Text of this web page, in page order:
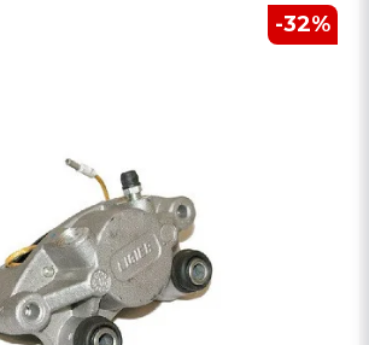
-32%